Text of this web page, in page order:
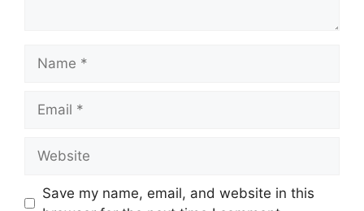
Save my name, email, and website in this